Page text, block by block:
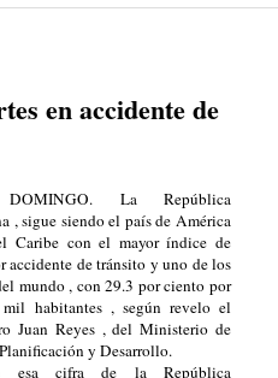
en accidente de
La República
, sigue siendo el país de América
Caribe con el mayor índice de
accidente de tránsito y uno de los
mundo , con 29.3 por ciento por
habitantes , según revelo el
Juan Reyes , del Ministerio de
y Desarrollo.
esa cifra de la República